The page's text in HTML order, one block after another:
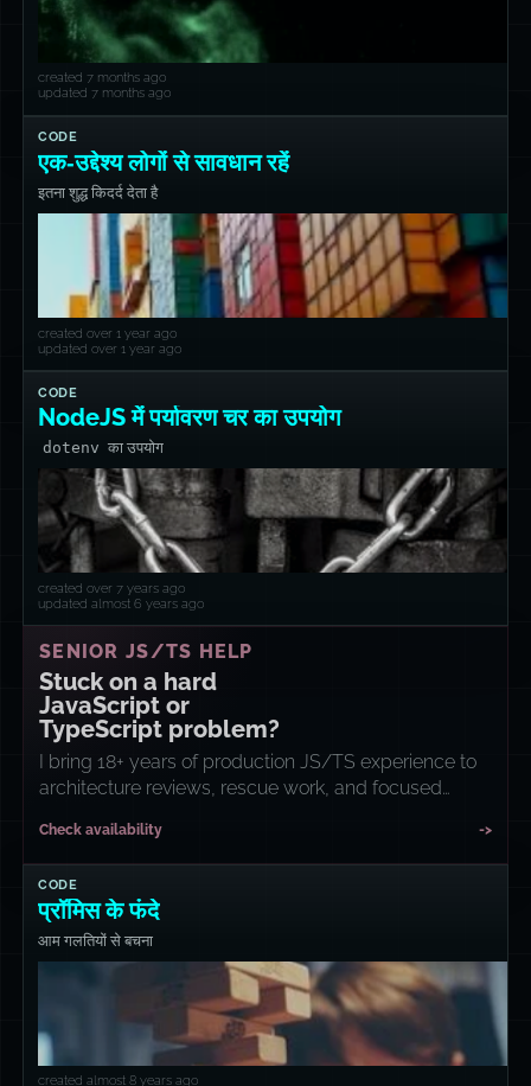
created 7 months ago
updated 7 months ago
CODE
एक‑उद्देश्य लोगों से सावधान रहें
इतना शुद्ध किदर्द देता है
created over 1 year ago
updated over 1 year ago
CODE
NodeJS में पर्यावरण चर का उपयोग
dotenv का उपयोग
created over 7 years ago
updated almost 6 years ago
SENIOR JS/TS HELP
Stuck on a hard
JavaScript or
TypeScript problem?
I bring 18+ years of production JS/TS experience to
architecture reviews, rescue work, and focused
Check availability ->
CODE
प्रॉमिस के फंदे
आम गलतियों से बचना
created almost 8 years ago